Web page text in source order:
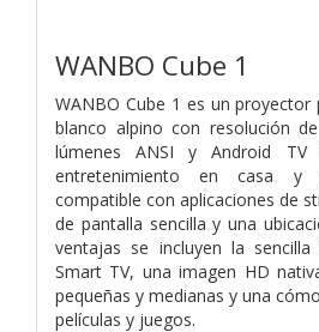
WANBO Cube 1
WANBO Cube 1 es un
blanco alpino con resolución
lúmenes ANSI y Android TV
entretenimiento en casa y
compatible con aplicaciones de
de pantalla sencilla y una
ventajas se incluyen la
Smart TV, una imagen HD
pequeñas y medianas y una
películas y juegos.